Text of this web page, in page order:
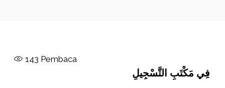
143 Pembaca
فِي مَكْتَبِ التَّسْجِيلِ